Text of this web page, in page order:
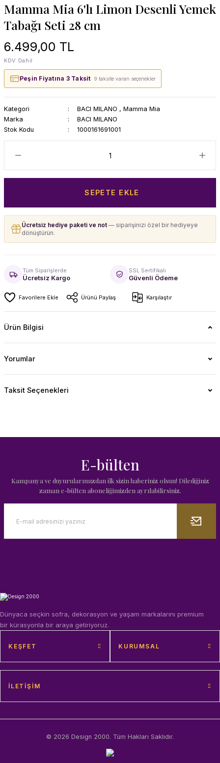
Mamma Mia 6'lı Limon Desenli Yemek
Tabağı Seti 28 cm
6.499,00 TL
KDV Dahil
Peşin Fiyatına 3 Taksit· 9 taksite varan seçenekler
Kategori BACI MILANO , Mamma Mia
Marka
BACI MILANO
Stok Kodu
1000161691001
SEPETE EKLE
Ücretsiz hediye paketi ve not — siparişinizi özel bir hediyeye
dönüştürün.
Tüm Siparişlerde
Ücretsiz Kargo
SSL Sertifikalı
Güvenli Ödeme
Ürünü Paylaş Karşılaştır
Ürün Bilgisi
Yorumlar
Taksit Seçenekleri
E-bülten
Kampanya ve duyurularımızdan ilk sizin haberiniz olsun! Dilediğiniz
zaman e-bülten aboneliğimizden ayrılabilirsiniz.
Dünyaca seçkin sofra, dekorasyon ve yaşam markalarını premium
bir kürasyonla bir araya getiriyoruz.
KEŞFET KURUMSAL
İLETIŞIM
© 2026 Design 2000. Tüm Hakları Saklıdır.